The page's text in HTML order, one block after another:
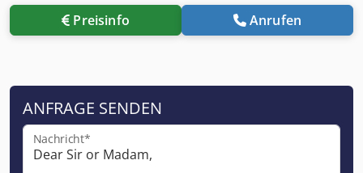
Preisinfo Anrufen
ANFRAGE SENDEN
Nachricht*